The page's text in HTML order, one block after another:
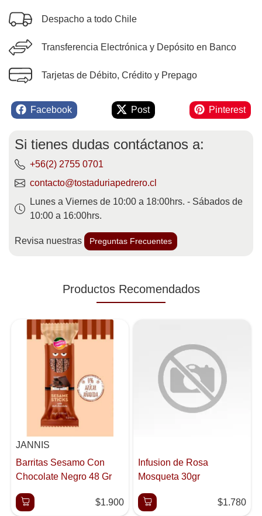
Despacho a todo Chile
Transferencia Electrónica y Depósito en Banco
Tarjetas de Débito, Crédito y Prepago
Facebook Post Pinterest
Si tienes dudas contáctanos a:
+56(2) 2755 0701
contacto@tostaduriapedrero.cl
Lunes a Viernes de 10:00 a 18:00hrs. - Sábados de
10:00 a 16:00hrs.
Revisa nuestras Preguntas Frecuentes
Productos Recomendados
JANNIS
Barritas Sesamo Con
Chocolate Negro 48 Gr
$1.900
Infusion de Rosa
Mosqueta 30gr
$1.780